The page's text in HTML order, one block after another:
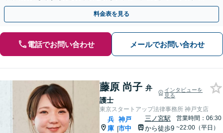
動産／製造業、多様な業界の企業様をサポート。
料金表を見る
電話でお問い合わせ メールでお問い合わせ
藤原 尚子 弁
護士
インタビューを
見る
東京スタートアップ法律事務所 神戸支店
兵
庫 |
神戸
市中
三ノ宮駅
から徒歩9
営業時間：06:30
~22:00（平日）